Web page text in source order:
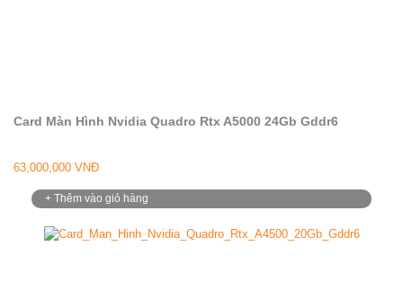
Card Màn Hình Nvidia Quadro Rtx A5000 24Gb Gddr6
63,000,000 VNĐ
+ Thêm vào giỏ hàng